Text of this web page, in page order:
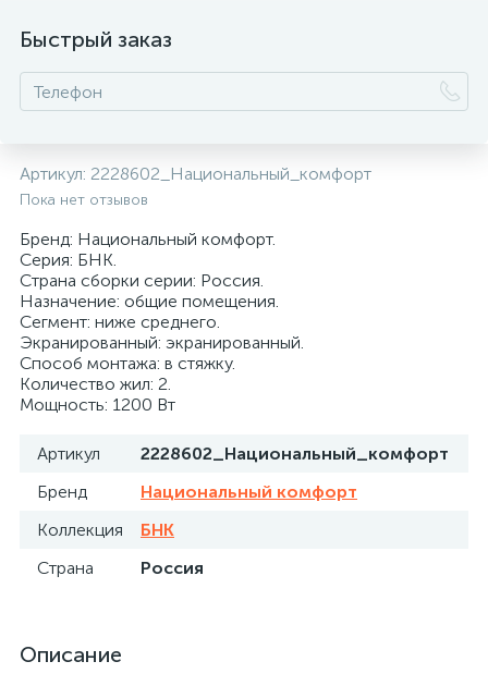
Быстрый заказ
Артикул: 2228602_Национальный_комфорт
Пока нет отзывов
Бренд: Национальный комфорт.
Серия: БНК.
Страна сборки серии: Россия.
Назначение: общие помещения.
Сегмент: ниже среднего.
Экранированный: экранированный.
Способ монтажа: в стяжку.
Количество жил: 2.
Мощность: 1200 Вт
Артикул
2228602_Национальный_комфорт
Бренд
Национальный комфорт
Коллекция
БНК
Страна
Россия
Описание